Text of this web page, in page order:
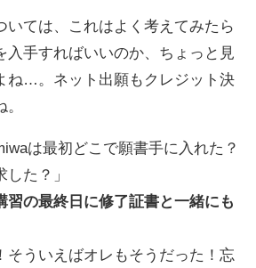
いては、これはよく考えてみたら
入手すればいいのか、ちょっと見
ね…。ネット出願もクレジット決
は最初どこで願書手に入れた？
た？」
習の最終日に修了証書と一緒にも
そういえばオレもそうだった！忘